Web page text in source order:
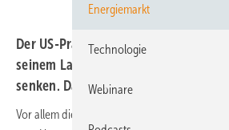
Der US-Präsident Barack Obama will
seinem Land bis 2030 um 30 Prozent
senken. Dafür holt er einen alten Plan
Vor allem die Energieversorgung soll neu
Energiemarkt
Technologie
Webinare